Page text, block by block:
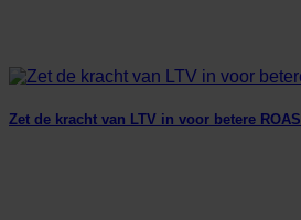
Zet de kracht van LTV in voor betere ROAS